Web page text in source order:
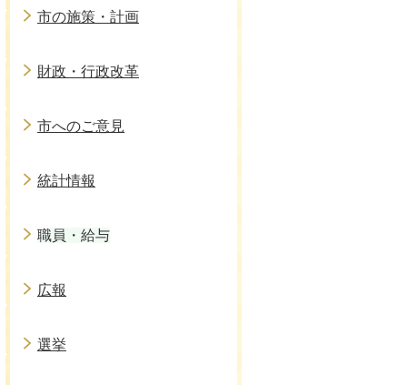
市の施策・計画
財政・行政改革
市へのご意見
統計情報
職員・給与
広報
選挙